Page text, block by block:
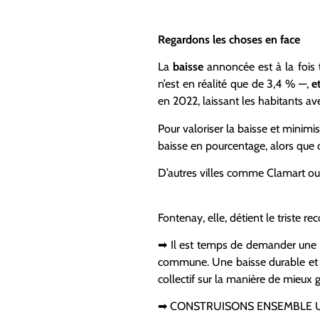
Regardons les choses en face
La baisse annoncée est à la fois
n’est en réalité que de 3,4 % —,
en 2022, laissant les habitants
Pour valoriser la baisse et
baisse en pourcentage, alors
D’autres villes comme Clamart
Fontenay, elle, détient le triste
➡ Il est temps de demander une
commune. Une baisse durable
collectif sur la manière de mieux
➡ CONSTRUISONS ENSEMBLE